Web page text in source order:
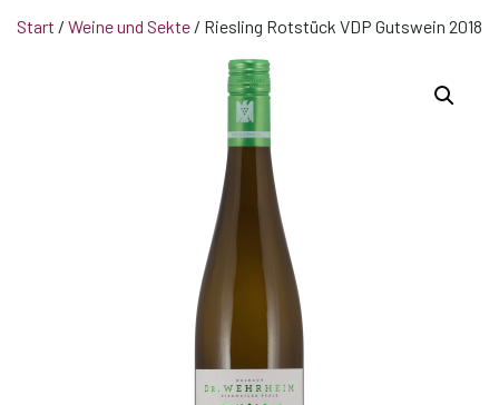
Start / Weine und Sekte / Riesling Rotstück VDP Gutswein 2018